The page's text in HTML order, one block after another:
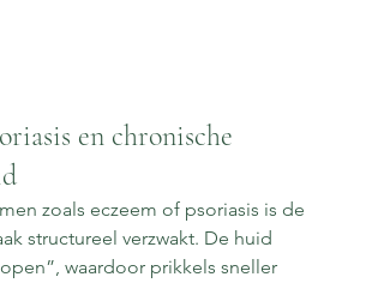
en chronische
zoals eczeem of psoriasis is de
structureel verzwakt. De huid
waardoor prikkels sneller